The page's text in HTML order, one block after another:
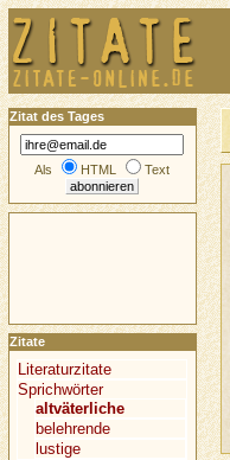
Zitat des Tages
Als HTML Text
Zitate
Literaturzitate
Sprichwörter
altväterliche
belehrende
lustige